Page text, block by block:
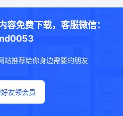
容免费下载，客服微信：
站推荐给你身边需要的朋友
友领会员